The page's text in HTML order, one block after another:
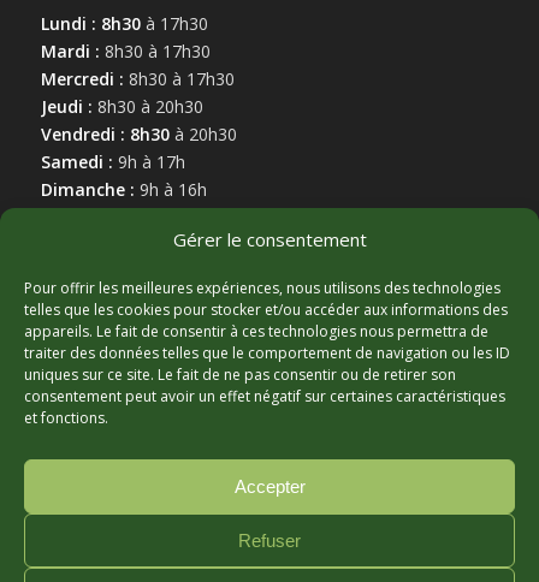
Gérer le consentement
Pour offrir les meilleures expériences, nous utilisons des technologies
telles que les cookies pour stocker et/ou accéder aux informations des
appareils. Le fait de consentir à ces technologies nous permettra de
traiter des données telles que le comportement de navigation ou les ID
uniques sur ce site. Le fait de ne pas consentir ou de retirer son
consentement peut avoir un effet négatif sur certaines caractéristiques
et fonctions.
Accepter
Refuser
Lundi : 8h30à 17h30
Mardi : 8h30 à 17h30
Mercredi : 8h30 à 17h30
Jeudi : 8h30 à 20h30
Vendredi : 8h30à 20h30
Samedi : 9h à 17h
Dimanche : 9h à 16h
MARCHAND AFFILIÉ
© Copyright - Hortibeauce, 2025 - Conception :Zonart